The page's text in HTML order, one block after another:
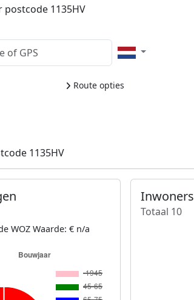
1135HV
Route opties
1135HV
WOZ Waarde: € n/a
Inwoners
Totaal 10